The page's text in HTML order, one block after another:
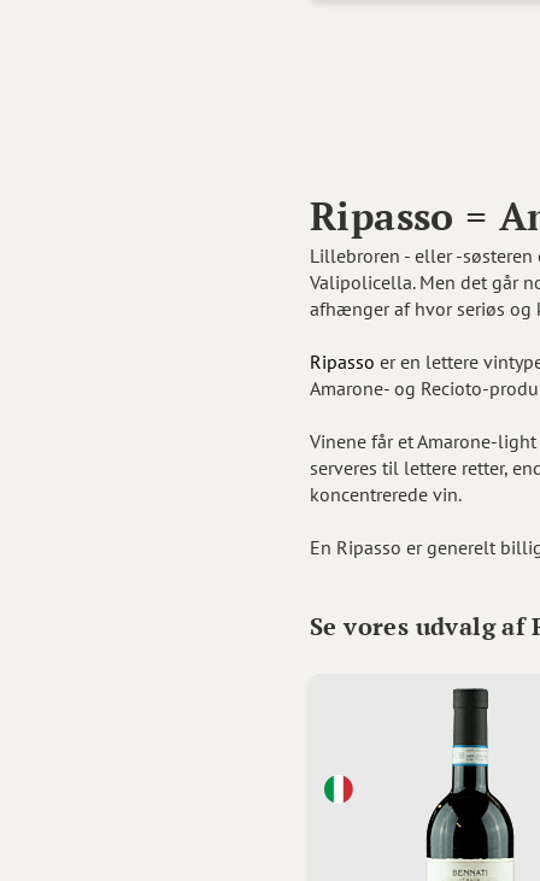
Ripasso =
Lillebroren - eller -
Valipolicella. Men det går
afhænger af hvor seriøs
Ripasso er en lettere
Amarone- og Recioto-
Vinene får et Amarone-
serveres til lettere retter,
koncentrerede vin.
En Ripasso er generelt
Se vores udvalg af